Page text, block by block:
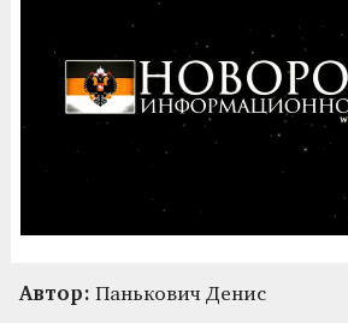
Автор: Панькович Денис